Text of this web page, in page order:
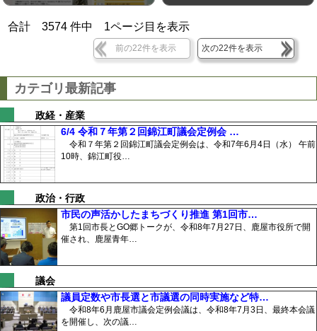
合計3574 件中 1ページ目を表示
前の22件を表示 次の22件を表示
カテゴリ最新記事
政経・産業
6/4 令和７年第２回錦江町議会定例会 …
令和７年第２回錦江町議会定例会は、令和7年6月4日（水） 午前
10時、錦江町役…
政治・行政
市民の声活かしたまちづくり推進 第1回市…
第1回市長とGO郷トークが、令和8年7月27日、鹿屋市役所で開
催され、鹿屋青年…
議会
議員定数や市長選と市議選の同時実施など特…
令和8年6月鹿屋市議会定例会議は、令和8年7月3日、最終本会議
を開催し、次の議…